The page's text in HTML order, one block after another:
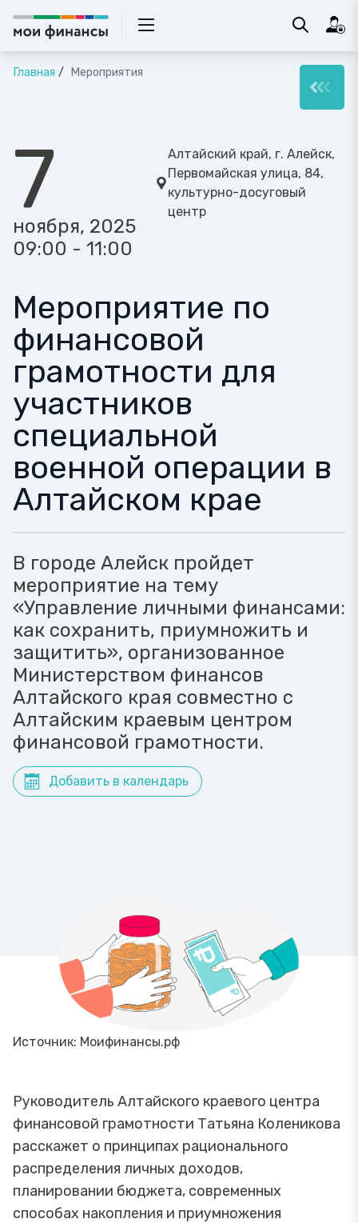
Главная Мероприятия
7
ноября, 2025
09:00 - 11:00
Алтайский край, г. Алейск,
Первомайская улица, 84,
культурно-досуговый
центр
Мероприятие по
финансовой
грамотности для
участников
специальной
военной операции в
Алтайском крае
В городе Алейск пройдет
мероприятие на тему
«Управление личными финансами:
как сохранить, приумножить и
защитить», организованное
Министерством финансов
Алтайского края совместно с
Алтайским краевым центром
финансовой грамотности.
Добавить в календарь
Источник: Моифинансы.рф
Руководитель Алтайского краевого центра
финансовой грамотности Татьяна Коленикова
расскажет о принципах рационального
распределения личных доходов,
планировании бюджета, современных
способах накопления и приумножения